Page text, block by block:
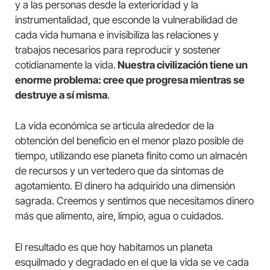
y a las personas desde la exterioridad y la
instrumentalidad, que esconde la vulnerabilidad de
cada vida humana e invisibiliza las relaciones y
trabajos necesarios para reproducir y sostener
cotidianamente la vida. Nuestra civilización tiene un
enorme problema: cree que progresa mientras se
destruye a sí misma.
La vida económica se articula alrededor de la
obtención del beneficio en el menor plazo posible de
tiempo, utilizando ese planeta finito como un almacén
de recursos y un vertedero que da síntomas de
agotamiento. El dinero ha adquirido una dimensión
sagrada. Creemos y sentimos que necesitamos dinero
más que alimento, aire, limpio, agua o cuidados.
El resultado es que hoy habitamos un planeta
esquilmado y degradado en el que la vida se ve cada